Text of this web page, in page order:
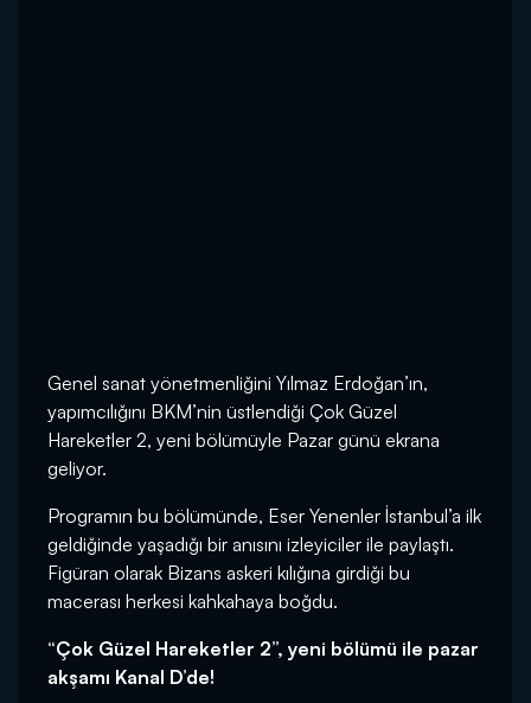
Genel sanat yönetmenliğini Yılmaz Erdoğan’ın,
yapımcılığını BKM’nin üstlendiği Çok Güzel
Hareketler 2, yeni bölümüyle Pazar günü ekrana
geliyor.
Programın bu bölümünde, Eser Yenenler İstanbul’a ilk
geldiğinde yaşadığı bir anısını izleyiciler ile paylaştı.
Figüran olarak Bizans askeri kılığına girdiği bu
macerası herkesi kahkahaya boğdu.
“Çok Güzel Hareketler 2”, yeni bölümü ile pazar
akşamı Kanal D’de!